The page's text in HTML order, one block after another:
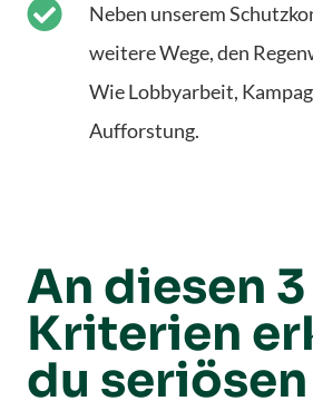
Neben unserem
weitere Wege, den
Wie Lobbyarbeit,
Aufforstung.
An diesen 3
Kriterien
du